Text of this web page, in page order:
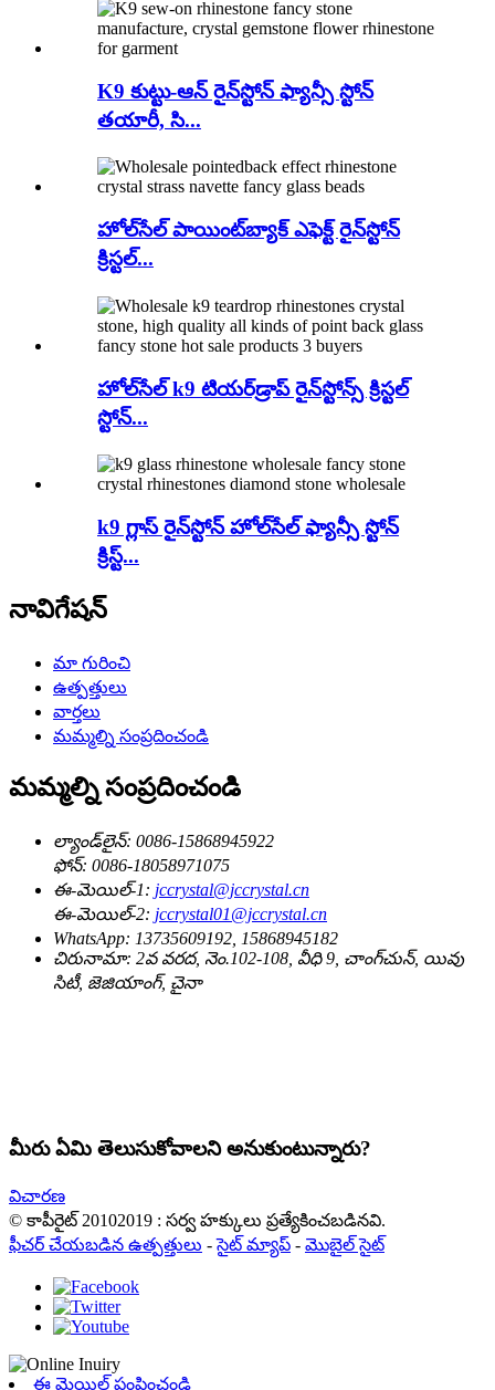
K9 కుట్టు-ఆన్ రైన్‌స్టోన్ ఫ్యాన్సీ స్టోన్
తయారీ, సి...
హోల్‌సేల్ పాయింట్‌బ్యాక్ ఎఫెక్ట్ రైన్‌స్టోన్
క్రిస్టల్...
హోల్‌సేల్ k9 టియర్‌డ్రాప్ రైన్‌స్టోన్స్ క్రిస్టల్
స్టోన్...
k9 గ్లాస్ రైన్‌స్టోన్ హోల్‌సేల్ ఫ్యాన్సీ స్టోన్
క్రిస్ట్...
నావిగేషన్
మా గురించి
ఉత్పత్తులు
వార్తలు
మమ్మల్ని సంప్రదించండి
మమ్మల్ని సంప్రదించండి
ల్యాండ్‌లైన్: 0086-15868945922
ఫోన్: 0086-18058971075
ఈ-మెయిల్-1: jccrystal@jccrystal.cn
ఈ-మెయిల్-2: jccrystal01@jccrystal.cn
WhatsApp: 13735609192, 15868945182
చిరునామా: 2వ వరద, నెం.102-108, వీధి 9, చాంగ్‌చున్, యివు
సిటీ, జెజియాంగ్, చైనా
మీరు ఏమి తెలుసుకోవాలని అనుకుంటున్నారు?
విచారణ
© కాపీరైట్ 20102019 : సర్వ హక్కులు ప్రత్యేకించబడినవి.
ఫీచర్ చేయబడిన ఉత్పత్తులు -సైట్ మ్యాప్ - మొబైల్ సైట్
ఈ మెయిల్ పంపించండి